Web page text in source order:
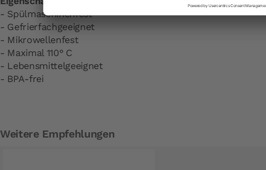
- Spülmaschinenfest
- Gefrierfachgeeignet
- Mikrowellenfest
- Maximal 110° C
- Lebensmittelgeeignet
- BPA-frei
Weitere Empfehlungen